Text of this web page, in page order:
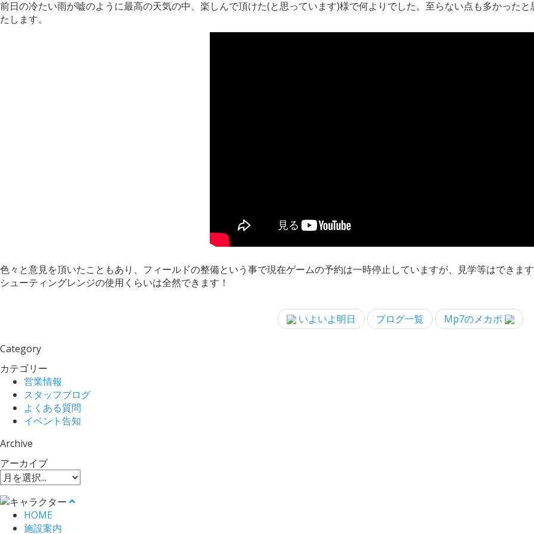
前日の冷たい雨が嘘のように最高の天気の中、楽しんで頂けた(と思っています)様で何よりでした。至らない点も多かった
たします。
色々と意見を頂いたこともあり、フィールドの整備という事で現在ゲームの予約は一時停止していますが、見学等はできます
シューティングレンジの使用くらいは全然できます！
いよいよ明日 ブログ一覧 Mp7のメカボ
Category
カテゴリー
営業情報
スタッフブログ
よくある質問
イベント告知
Archive
アーカイブ
HOME
施設案内